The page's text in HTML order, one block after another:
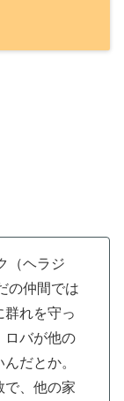
（ヘラジ
の仲間では
群れを守っ
ロバが他の
だとか。
で、他の家